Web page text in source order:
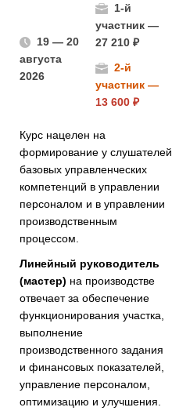
19 — 20
августа
2026
1-й
участник —
27 210 ₽
2-й
участник —
13 600 ₽
Курс нацелен на
формирование у слушателей
базовых управленческих
компетенций в управлении
персоналом и в управлении
производственным
процессом.
Линейный руководитель
(мастер) на производстве
отвечает за обеспечение
функционирования участка,
выполнение
производственного задания
и финансовых показателей,
управление персоналом,
оптимизацию и улучшения.